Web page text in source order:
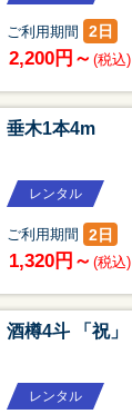
ご利用期間 2日
2,200円～ (税込)
垂木1本4m
レンタル
ご利用期間 2日
1,320円～ (税込)
酒樽4斗 「祝」
レンタル